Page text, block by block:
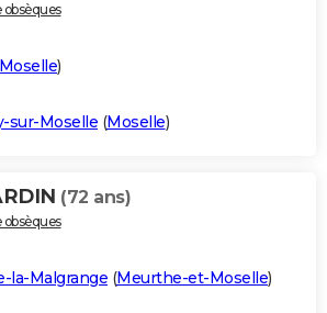
)
sur-Moselle (Moselle)
(72 ans)
la-Malgrange (Meurthe-et-Moselle)